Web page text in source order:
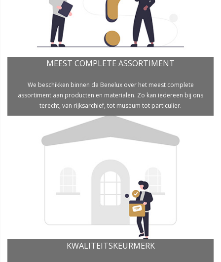
MEEST COMPLETE ASSORTIMENT
We beschikken binnen de Benelux over het meest complete
assortiment aan producten en materialen. Zo kan iedereen bij ons
terecht, van rijksarchief, tot museum tot particulier.
KWALITEITSKEURMERK